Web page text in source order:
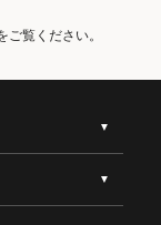
ご覧ください。